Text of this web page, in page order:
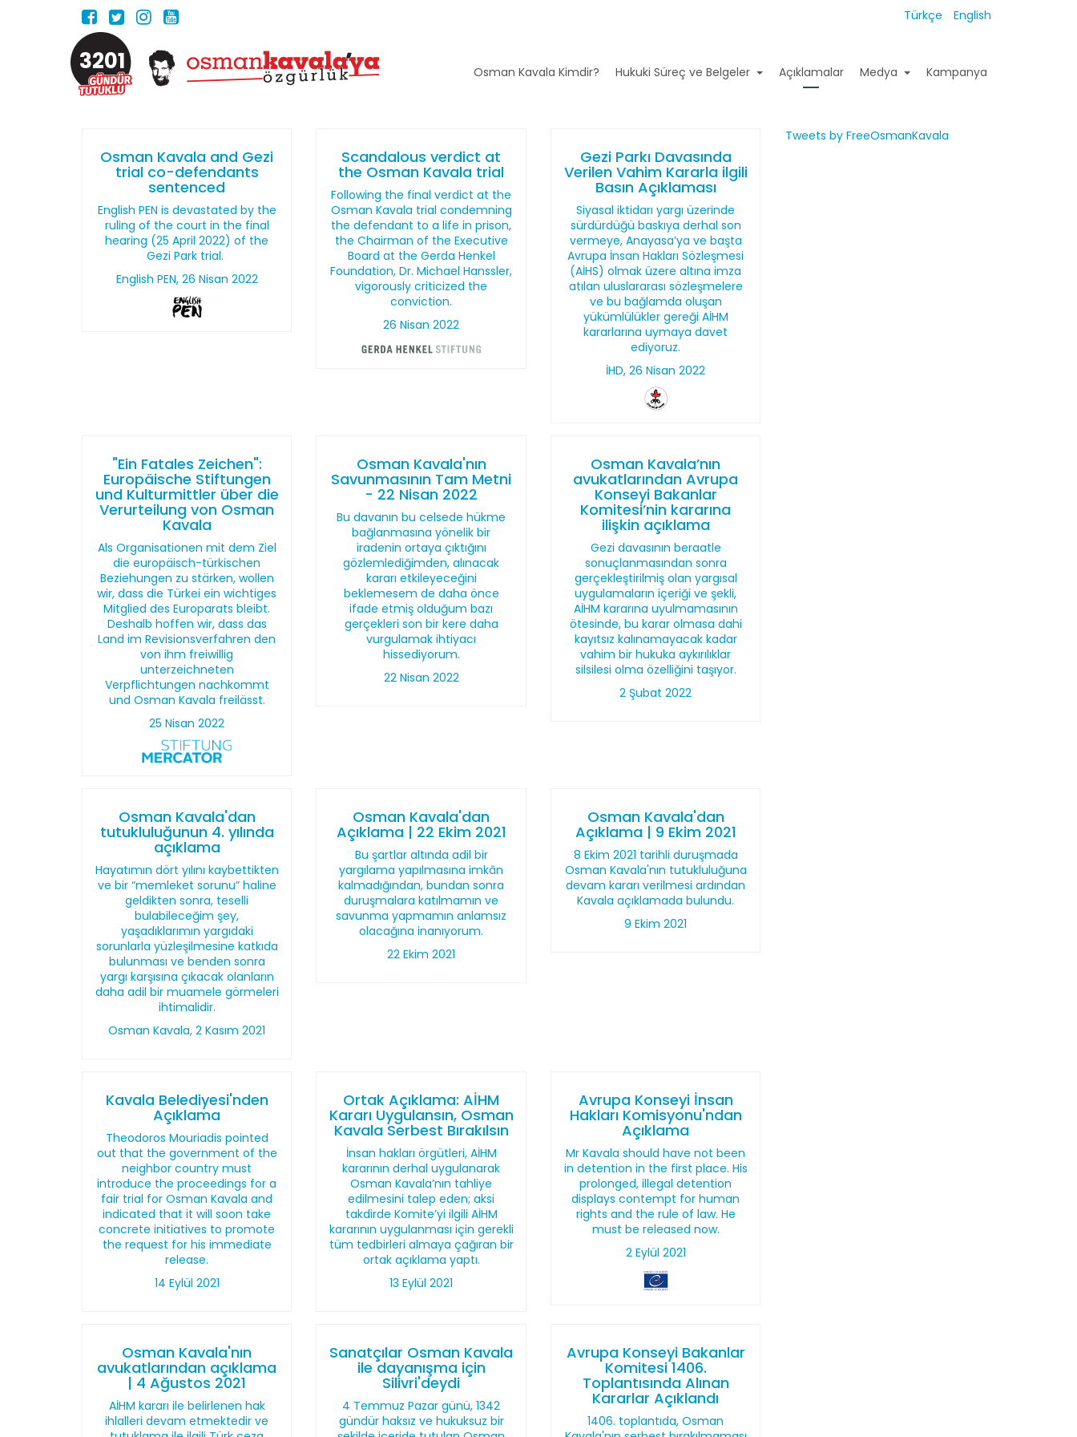
Türkçe English
3201 Osman Kavala Kimdir? Hukuki Süreç ve Belgeler Açıklamalar Medya Kampanya
Osman Kavala and Gezi
trial co-defendants
sentenced
English PEN is devastated by the
ruling of the court in the final
hearing (25 April 2022) of the
Gezi Park trial.
English PEN, 26 Nisan 2022
Scandalous verdict at
the Osman Kavala trial
Following the final verdict at the
Osman Kavala trial condemning
the defendant to a life in prison,
the Chairman of the Executive
Board at the Gerda Henkel
Foundation, Dr. Michael Hanssler,
vigorously criticized the
conviction.
26 Nisan 2022
Gezi Parkı Davasında
Verilen Vahim Kararla ilgili
Basın Açıklaması
Siyasal iktidarı yargı üzerinde
sürdürdüğü baskıya derhal son
vermeye, Anayasa’ya ve başta
Avrupa İnsan Hakları Sözleşmesi
(AİHS) olmak üzere altına imza
atılan uluslararası sözleşmelere
ve bu bağlamda oluşan
yükümlülükler gereği AİHM
kararlarına uymaya davet
ediyoruz.
İHD, 26 Nisan 2022
"Ein Fatales Zeichen":
Europäische Stiftungen
und Kulturmittler über die
Verurteilung von Osman
Kavala
Als Organisationen mit dem Ziel
die europäisch-türkischen
Beziehungen zu stärken, wollen
wir, dass die Türkei ein wichtiges
Mitglied des Europarats bleibt.
Deshalb hoffen wir, dass das
Land im Revisionsverfahren den
von ihm freiwillig
unterzeichneten
Verpflichtungen nachkommt
und Osman Kavala freilässt.
25 Nisan 2022
Osman Kavala'nın
Savunmasının Tam Metni
- 22 Nisan 2022
Bu davanın bu celsede hükme
bağlanmasına yönelik bir
iradenin ortaya çıktığını
gözlemlediğimden, alınacak
kararı etkileyeceğini
beklemesem de daha önce
ifade etmiş olduğum bazı
gerçekleri son bir kere daha
vurgulamak ihtiyacı
hissediyorum.
22 Nisan 2022
Osman Kavala’nın
avukatlarından Avrupa
Konseyi Bakanlar
Komitesi’nin kararına
ilişkin açıklama
Gezi davasının beraatle
sonuçlanmasından sonra
gerçekleştirilmiş olan yargısal
uygulamaların içeriği ve şekli,
AİHM kararına uyulmamasının
ötesinde, bu karar olmasa dahi
kayıtsız kalınamayacak kadar
vahim bir hukuka aykırılıklar
silsilesi olma özelliğini taşıyor.
2 Şubat 2022
Osman Kavala'dan
tutukluluğunun 4. yılında
açıklama
Hayatımın dört yılını kaybettikten
ve bir “memleket sorunu” haline
geldikten sonra, teselli
bulabileceğim şey,
yaşadıklarımın yargıdaki
sorunlarla yüzleşilmesine katkıda
bulunması ve benden sonra
yargı karşısına çıkacak olanların
daha adil bir muamele görmeleri
ihtimalidir.
Osman Kavala, 2 Kasım 2021
Osman Kavala'dan
Açıklama | 22 Ekim 2021
Bu şartlar altında adil bir
yargılama yapılmasına imkân
kalmadığından, bundan sonra
duruşmalara katılmamın ve
savunma yapmamın anlamsız
olacağına inanıyorum.
22 Ekim 2021
Osman Kavala'dan
Açıklama | 9 Ekim 2021
8 Ekim 2021 tarihli duruşmada
Osman Kavala'nın tutukluluğuna
devam kararı verilmesi ardından
Kavala açıklamada bulundu.
9 Ekim 2021
Kavala Belediyesi'nden
Açıklama
Theodoros Mouriadis pointed
out that the government of the
neighbor country must
introduce the proceedings for a
fair trial for Osman Kavala and
indicated that it will soon take
concrete initiatives to promote
the request for his immediate
release.
14 Eylül 2021
Ortak Açıklama: AİHM
Kararı Uygulansın, Osman
Kavala Serbest Bırakılsın
İnsan hakları örgütleri, AİHM
kararının derhal uygulanarak
Osman Kavala’nın tahliye
edilmesini talep eden; aksi
takdirde Komite’yi ilgili AİHM
kararının uygulanması için gerekli
tüm tedbirleri almaya çağıran bir
ortak açıklama yaptı.
13 Eylül 2021
Avrupa Konseyi İnsan
Hakları Komisyonu'ndan
Açıklama
Mr Kavala should have not been
in detention in the first place. His
prolonged, illegal detention
displays contempt for human
rights and the rule of law. He
must be released now.
2 Eylül 2021
Osman Kavala'nın
avukatlarından açıklama
| 4 Ağustos 2021
AİHM kararı ile belirlenen hak
ihlalleri devam etmektedir ve
Sanatçılar Osman Kavala
ile dayanışma için
Silivri'deydi
4 Temmuz Pazar günü, 1342
gündür haksız ve hukuksuz bir
Avrupa Konseyi Bakanlar
Komitesi 1406.
Toplantısında Alınan
Kararlar Açıklandı
1406. toplantıda, Osman
Tweets by FreeOsmanKavala